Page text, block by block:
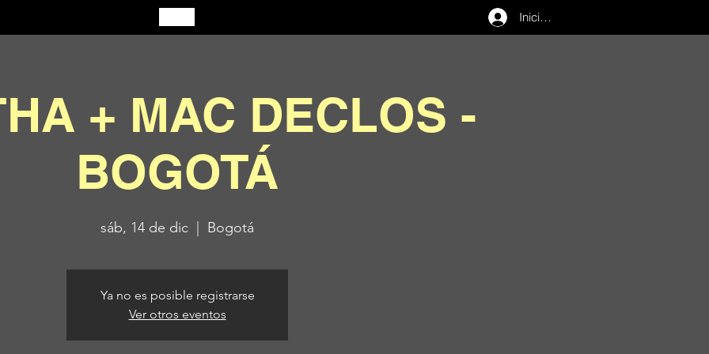
Iniciar sesión
+ MAC DECLOS -
BOGOTÁ
sáb, 14 de dic Bogotá
Ya no es posible registrarse
Ver otros eventos